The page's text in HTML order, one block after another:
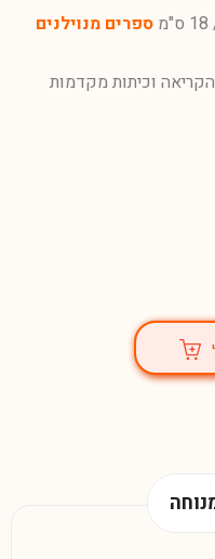
ספרים מנוילנים
וכיתות מקדמות